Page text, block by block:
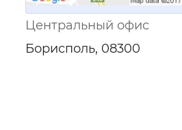
Центральный офис
Борисполь, 08300